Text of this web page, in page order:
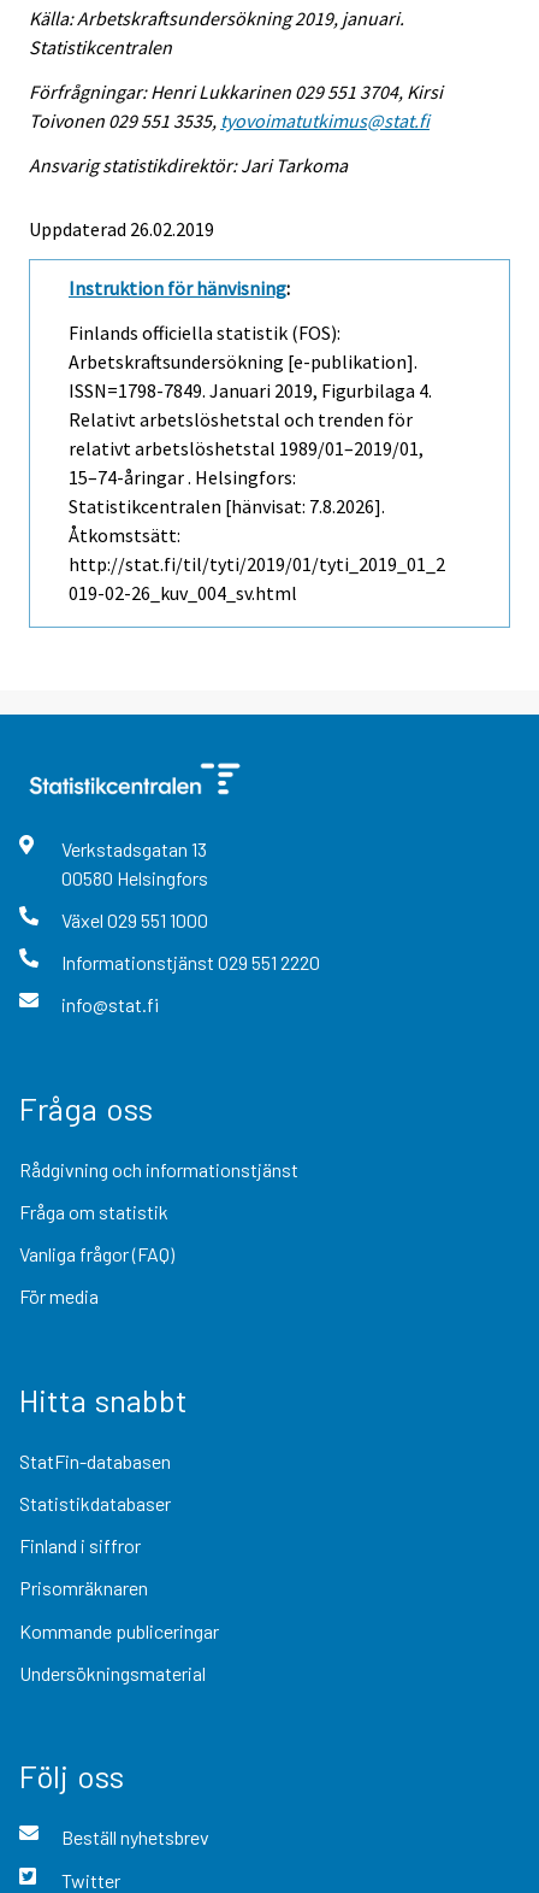
Källa: Arbetskraftsundersökning 2019, januari.
Statistikcentralen
Förfrågningar: Henri Lukkarinen 029 551 3704, Kirsi
Toivonen 029 551 3535, tyovoimatutkimus@stat.fi
Ansvarig statistikdirektör: Jari Tarkoma
Uppdaterad 26.02.2019
Instruktion för hänvisning:
Finlands officiella statistik (FOS):
Arbetskraftsundersökning [e-publikation].
ISSN=1798-7849. Januari 2019, Figurbilaga 4.
Relativt arbetslöshetstal och trenden för
relativt arbetslöshetstal 1989/01–2019/01,
15–74-åringar . Helsingfors:
Statistikcentralen [hänvisat: 7.8.2026].
Åtkomstsätt:
http://stat.fi/til/tyti/2019/01/tyti_2019_01_2
019-02-26_kuv_004_sv.html
Verkstadsgatan 13
00580 Helsingfors
Växel 029 551 1000
Informationstjänst 029 551 2220
info@stat.fi
Fråga oss
Rådgivning och informationstjänst
Fråga om statistik
Vanliga frågor (FAQ)
För media
Hitta snabbt
StatFin-databasen
Statistikdatabaser
Finland i siffror
Prisomräknaren
Kommande publiceringar
Undersökningsmaterial
Följ oss
Beställ nyhetsbrev
Twitter